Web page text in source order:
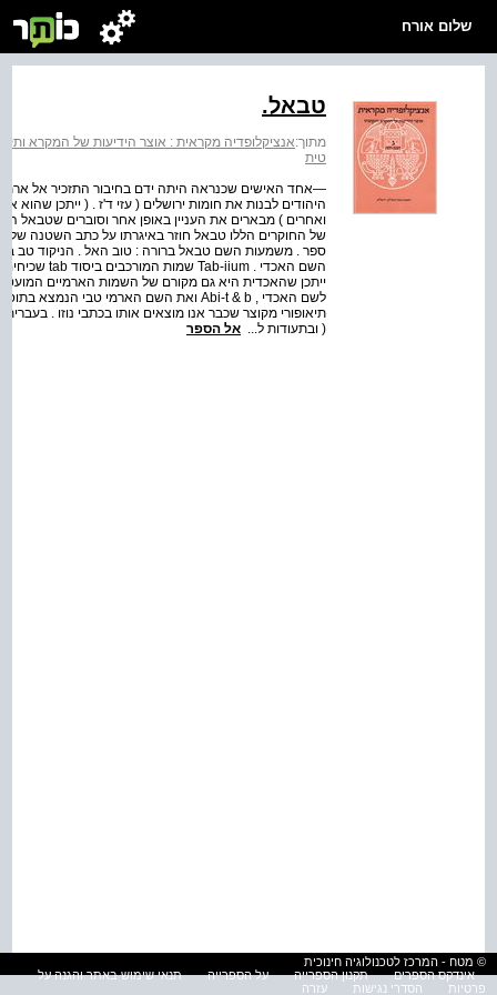
שלום אורח
טבאל.
מתוך:אנציקלופדיה מקראית : אוצר הידיעות של המקרא
טית
—אחד האישים שכנראה היתה ידם בחיבור התזכיר אל
היהודים לבנות את חומות ירושלים ( עזי ד'ז . ( ייתכן
ואחרים ) מבארים את העניין באופן אחר וסוברים שטבאל היה
של החוקרים הללו טבאל חוזר באיגרתו על כתב השטנה של
ספר . משמעות השם טבאל ברורה : טוב האל . הניקוד טב
ייתכן שהאכדית היא גם מקורם של השמות הארמיים
תיאופורי מקוצר שכבר אנו מוצאים אותו בכתבי נוזו .
( ובתעודות ל... אל הספר
© מטח - המרכז לטכנולוגיה חינוכית
אינדקס הספרים
תקנון הספרייה על הספרייה
תנאי שימוש באתר והגנה על
פרטיות
הסדרי נגישות עזרה